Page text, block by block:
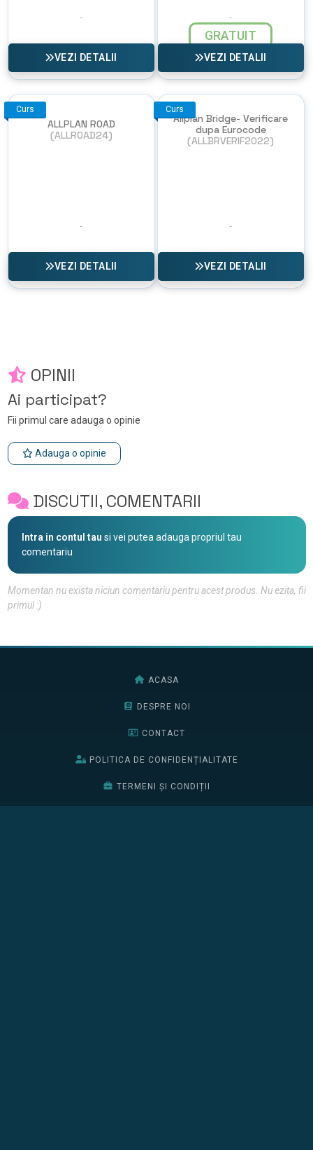
VEZI DETALII
GRATUIT
VEZI DETALII
Curs
ALLPLAN ROAD
(ALLROAD24)
VEZI DETALII
Curs
Allplan Bridge- Verificare
dupa Eurocode
(ALLBRVERIF2022)
VEZI DETALII
OPINII
Ai participat?
Fii primul care adauga o opinie
Adauga o opinie
DISCUTII, COMENTARII
Intra in contul tau si vei putea adauga propriul tau
comentariu
Momentan nu exista niciun comentariu pentru acest produs. Nu ezita, fii
primul :)
ACASA
DESPRE NOI
CONTACT
POLITICA DE CONFIDENȚIALITATE
TERMENI ȘI CONDIȚII